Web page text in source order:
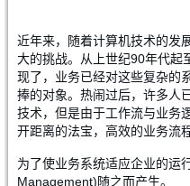
近年来，随着计算机技术的发
大的挑战。从上世纪90年代起
现了，业务已经对这些复杂的
捧的对象。热闹过后，许多人
技术，但是由于工作流与业务
开距离的法宝，高效的业务流
为了使业务系统适应企业的运
Management)随之而产生。